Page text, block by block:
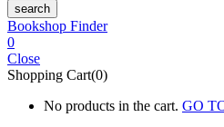
search
Bookshop Finder
0
Close
Shopping Cart(0)
No products in the cart. GO